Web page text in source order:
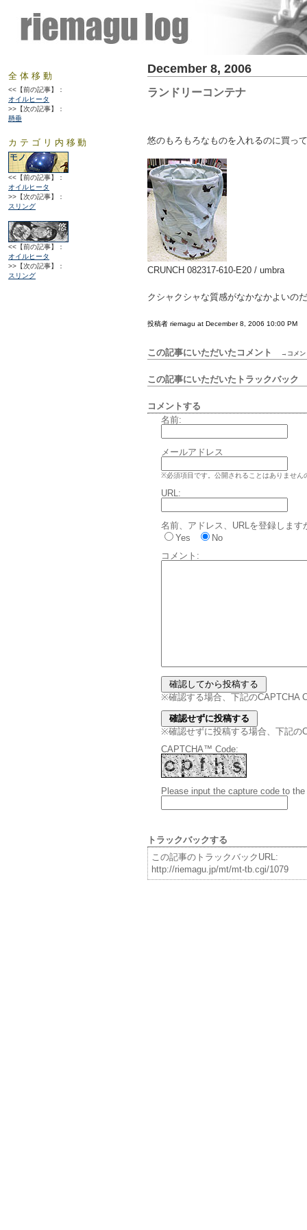
December 8, 2006
ランドリーコンテナ
悠のもろもろなものを入れるのに買っ
CRUNCH 082317-610-E20 / umbra
クシャクシャな質感がなかなかよいの
投稿者 riemagu at December 8, 2006 10:00 PM
この記事にいただいたコメント →コメン
この記事にいただいたトラックバック
コメントする
名前:
メールアドレス
※必須項目です。公開されることはありません
URL:
名前、アドレス、URLを登録します
Yes
No
コメント:
※確認する場合、下記のCAPTCHA
※確認せずに投稿する場合、下記の
CAPTCHA™ Code:
Please input the capture code to
トラックバックする
この記事のトラックバックURL:
http://riemagu.jp/mt/mt-tb.cgi/1079
全体移動
<<【前の記事】：
オイルヒータ
>>【次の記事】：
懸垂
カテゴリ内移動
<<【前の記事】：
オイルヒータ
>>【次の記事】：
スリング
<<【前の記事】：
オイルヒータ
>>【次の記事】：
スリング